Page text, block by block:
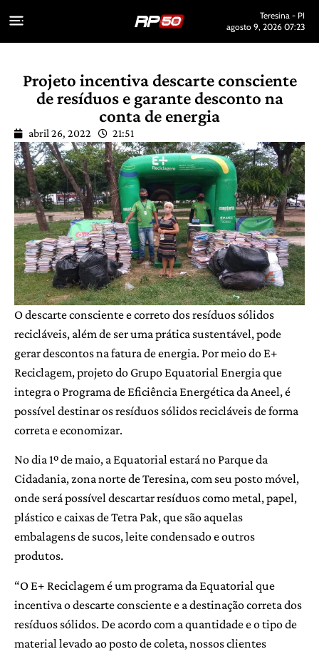
Teresina - PI
agosto 9, 2026 07:23
Projeto incentiva descarte consciente
de resíduos e garante desconto na
conta de energia
abril 26, 2022 21:51
O descarte consciente e correto dos resíduos sólidos
recicláveis, além de ser uma prática sustentável, pode
gerar descontos na fatura de energia. Por meio do E+
Reciclagem, projeto do Grupo Equatorial Energia que
integra o Programa de Eficiência Energética da Aneel, é
possível destinar os resíduos sólidos recicláveis de forma
correta e economizar.
No dia 1º de maio, a Equatorial estará no Parque da
Cidadania, zona norte de Teresina, com seu posto móvel,
onde será possível descartar resíduos como metal, papel,
plástico e caixas de Tetra Pak, que são aquelas
embalagens de sucos, leite condensado e outros
produtos.
“O E+ Reciclagem é um programa da Equatorial que
incentiva o descarte consciente e a destinação correta dos
resíduos sólidos. De acordo com a quantidade e o tipo de
material levado ao posto de coleta, nossos clientes